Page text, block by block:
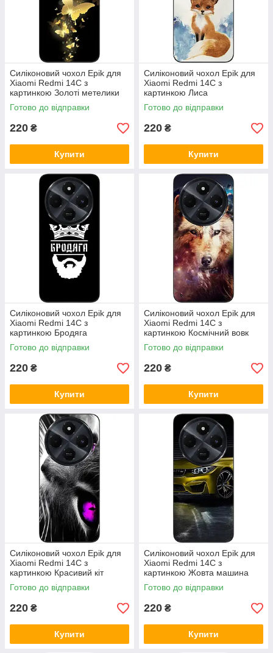
Силіконовий чохол Epik для
Xiaomi Redmi 14C з
картинкою Золоті метелики
Готово до відправки
220 ₴
Купити
Силіконовий чохол Epik для
Xiaomi Redmi 14C з
картинкою Лиса
Готово до відправки
220 ₴
Купити
Силіконовий чохол Epik для
Xiaomi Redmi 14C з
картинкою Бродяга
Готово до відправки
220 ₴
Купити
Силіконовий чохол Epik для
Xiaomi Redmi 14C з
картинкою Космічний вовк
Готово до відправки
220 ₴
Купити
Силіконовий чохол Epik для
Xiaomi Redmi 14C з
картинкою Красивий кіт
Готово до відправки
220 ₴
Купити
Силіконовий чохол Epik для
Xiaomi Redmi 14C з
картинкою Жовта машина
Готово до відправки
220 ₴
Купити